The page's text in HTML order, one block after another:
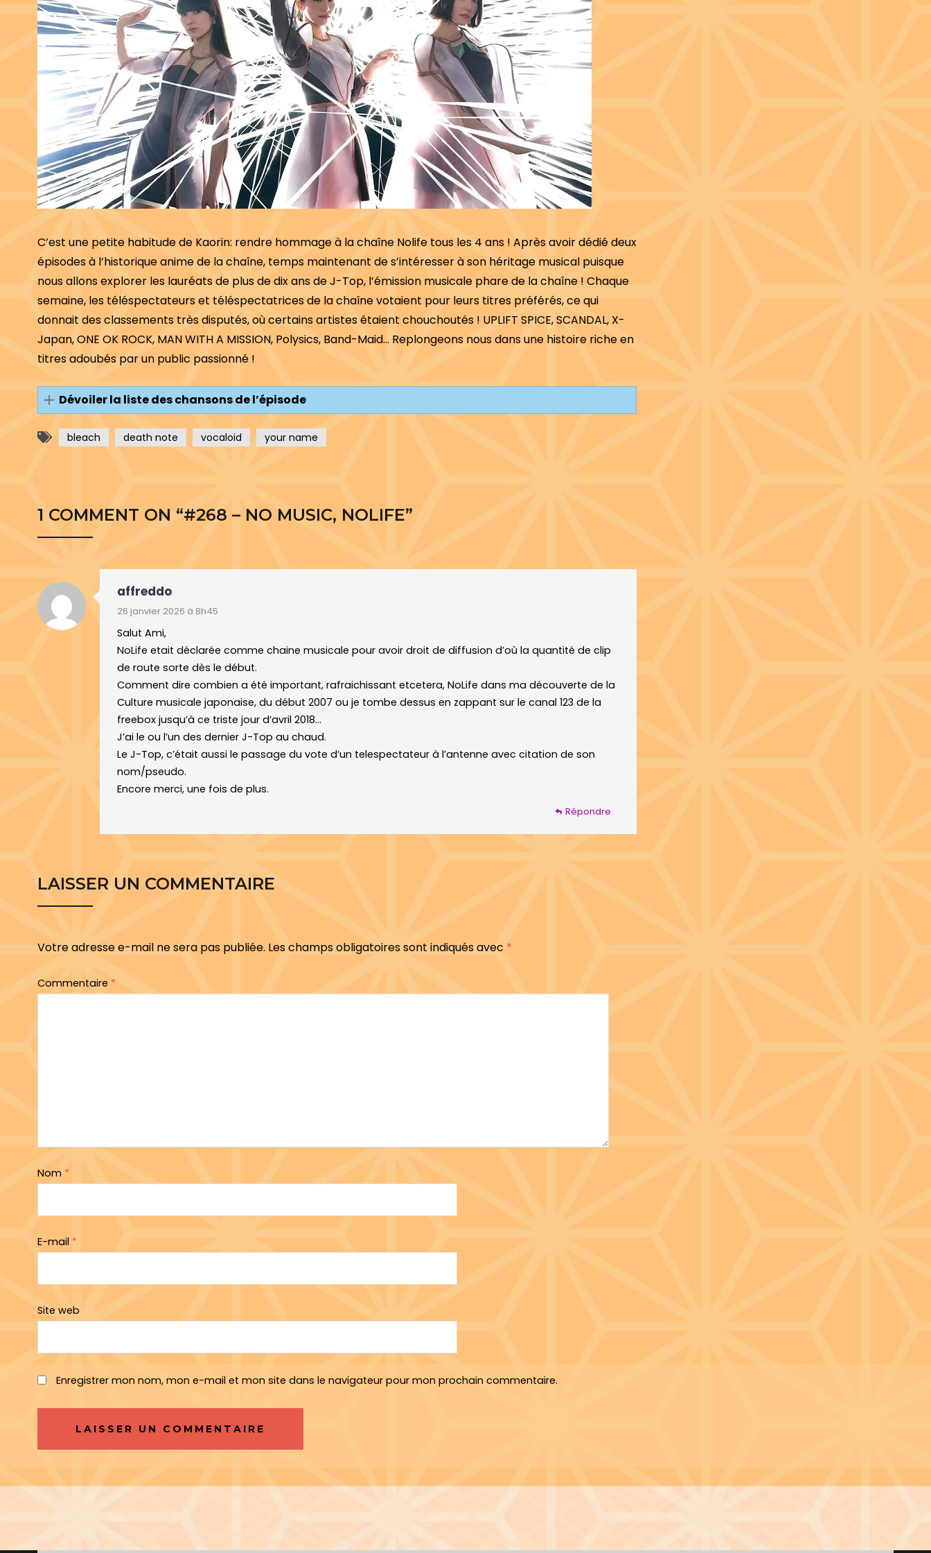
C’est une petite habitude de Kaorin: rendre hommage à la chaîne Nolife tous les 4 ans ! Après avoir dédié deux
épisodes à l’historique anime de la chaîne, temps maintenant de s’intéresser à son héritage musical puisque
nous allons explorer les lauréats de plus de dix ans de J-Top, l’émission musicale phare de la chaîne ! Chaque
semaine, les téléspectateurs et téléspectatrices de la chaîne votaient pour leurs titres préférés, ce qui
donnait des classements très disputés, où certains artistes étaient chouchoutés ! UPLIFT SPICE, SCANDAL, X-
Japan, ONE OK ROCK, MAN WITH A MISSION, Polysics, Band-Maid… Replongeons nous dans une histoire riche en
titres adoubés par un public passionné !
Dévoiler la liste des chansons de l’épisode
bleach death note vocaloid your name
1 COMMENT ON “#268 – NO MUSIC, NOLIFE”
affreddo
26 janvier 2026 à 8h45
Salut Ami,
NoLife etait déclarée comme chaine musicale pour avoir droit de diffusion d’où la quantité de clip
de route sorte dès le début.
Comment dire combien a été important, rafraichissant etcetera, NoLife dans ma découverte de la
Culture musicale japonaise, du début 2007 ou je tombe dessus en zappant sur le canal 123 de la
freebox jusqu’à ce triste jour d’avril 2018…
J’ai le ou l’un des dernier J-Top au chaud.
Le J-Top, c’était aussi le passage du vote d’un telespectateur à l’antenne avec citation de son
nom/pseudo.
Encore merci, une fois de plus.
Répondre
LAISSER UN COMMENTAIRE
Votre adresse e-mail ne sera pas publiée. Les champs obligatoires sont indiqués avec *
Commentaire *
Nom *
E-mail *
Site web
Enregistrer mon nom, mon e-mail et mon site dans le navigateur pour mon prochain commentaire.